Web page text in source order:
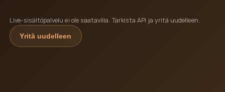
Live-sisältöpalvelu ei ole saatavilla. Tarkista API ja yritä uudelleen.
Yritä uudelleen